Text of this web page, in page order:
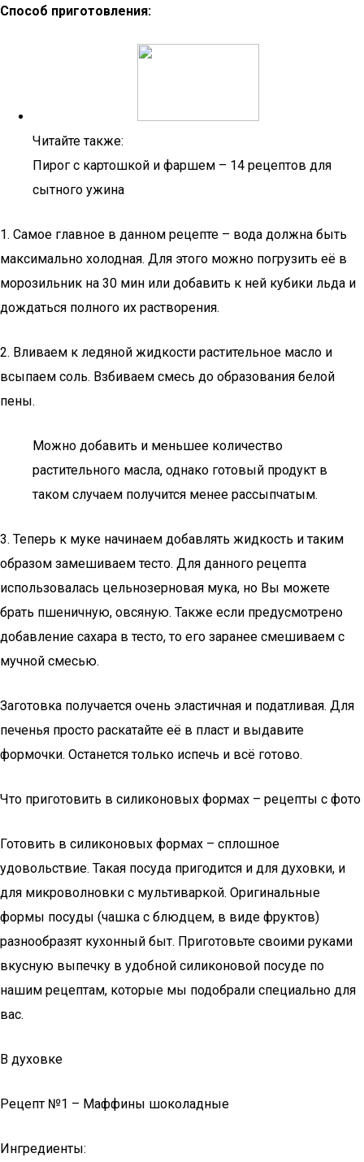
Способ приготовления:
Читайте также:
Пирог с картошкой и фаршем – 14 рецептов для
сытного ужина
1. Самое главное в данном рецепте – вода должна быть
максимально холодная. Для этого можно погрузить её в
морозильник на 30 мин или добавить к ней кубики льда и
дождаться полного их растворения.
2. Вливаем к ледяной жидкости растительное масло и
всыпаем соль. Взбиваем смесь до образования белой
пены.
Можно добавить и меньшее количество
растительного масла, однако готовый продукт в
таком случаем получится менее рассыпчатым.
3. Теперь к муке начинаем добавлять жидкость и таким
образом замешиваем тесто. Для данного рецепта
использовалась цельнозерновая мука, но Вы можете
брать пшеничную, овсяную. Также если предусмотрено
добавление сахара в тесто, то его заранее смешиваем с
мучной смесью.
Заготовка получается очень эластичная и податливая. Для
печенья просто раскатайте её в пласт и выдавите
формочки. Останется только испечь и всё готово.
Что приготовить в силиконовых формах – рецепты с фото
Готовить в силиконовых формах – сплошное
удовольствие. Такая посуда пригодится и для духовки, и
для микроволновки с мультиваркой. Оригинальные
формы посуды (чашка с блюдцем, в виде фруктов)
разнообразят кухонный быт. Приготовьте своими руками
вкусную выпечку в удобной силиконовой посуде по
нашим рецептам, которые мы подобрали специально для
вас.
В духовке
Рецепт №1 – Маффины шоколадные
Ингредиенты: